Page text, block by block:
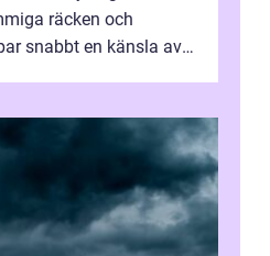
räcken och
snabbt en känsla av